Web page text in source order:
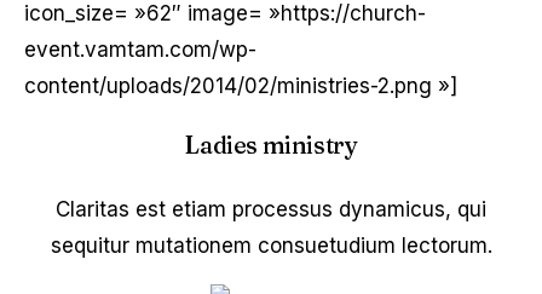
icon_size= »62″ image= »https://church-
event.vamtam.com/wp-
content/uploads/2014/02/ministries-2.png »]
Ladies ministry
Claritas est etiam processus dynamicus, qui
sequitur mutationem consuetudium lectorum.